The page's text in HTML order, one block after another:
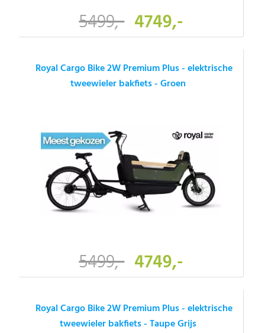
5499,- 4749,-
Royal Cargo Bike 2W Premium Plus - elektrische
tweewieler bakfiets - Groen
5499,- 4749,-
Royal Cargo Bike 2W Premium Plus - elektrische
tweewieler bakfiets - Taupe Grijs